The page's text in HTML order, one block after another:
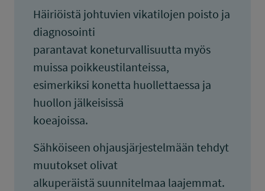
Häiriöistä johtuvien vikatilojen poisto ja
diagnosointi
parantavat koneturvallisuutta myös
muissa poikkeustilanteissa,
esimerkiksi konetta huollettaessa ja
huollon jälkeisissä
koeajoissa.
Sähköiseen ohjausjärjestelmään tehdyt
muutokset olivat
alkuperäistä suunnitelmaa laajemmat.